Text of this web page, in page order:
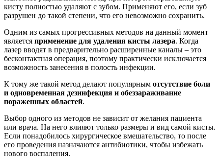
кисту полностью удаляют с зубом. Применяют его, если зуб
разрушен до такой степени, что его невозможно сохранить.
Одним из самых прогрессивных методов на данный момент
является применение для удаления кисты лазера. Когда
лазер вводят в предварительно расширенные каналы – это
бесконтактная операция, поэтому практически исключается
возможность занесения в полость инфекции.
К тому же такой метод делают популярным отсутствие боли
и одновременная дезинфекция и обеззараживание
пораженных областей.
Выбор одного из методов не зависит от желания пациента
или врача. На него влияют только размеры и вид самой кисты.
Если понадобилось хирургическое вмешательство, то после
его проведения назначаются антибиотики, чтобы избежать
нового воспаления.